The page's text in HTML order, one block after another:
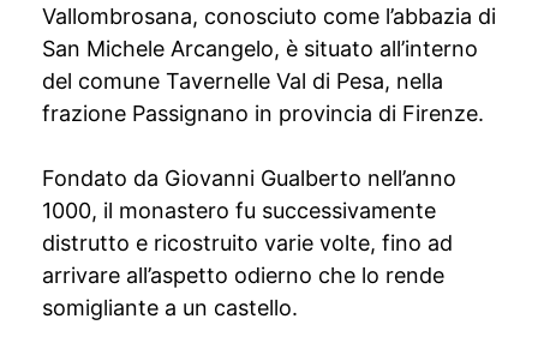
Vallombrosana, conosciuto come l’abbazia di
San Michele Arcangelo, è situato all’interno
del comune Tavernelle Val di Pesa, nella
frazione Passignano in provincia di Firenze.
Fondato da Giovanni Gualberto nell’anno
1000, il monastero fu successivamente
distrutto e ricostruito varie volte, fino ad
arrivare all’aspetto odierno che lo rende
somigliante a un castello.